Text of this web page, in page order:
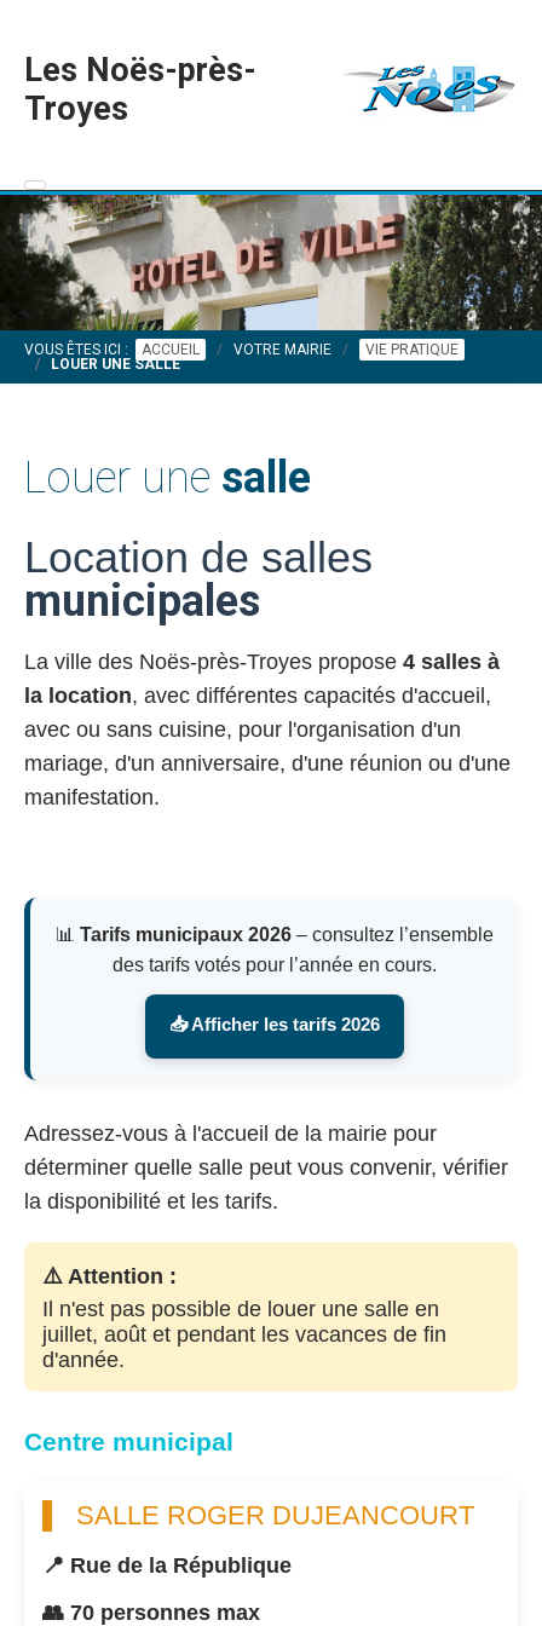
Les Noës-près-
Troyes
VOUS ÊTES ICI : ACCUEIL VOTRE MAIRIE
VIE PRATIQUE
LOUER UNE SALLE
Louer une salle
Location de salles
municipales
La ville des Noës-près-Troyes propose 4 salles à
la location, avec différentes capacités d'accueil,
avec ou sans cuisine, pour l'organisation d'un
mariage, d'un anniversaire, d'une réunion ou d'une
manifestation.
📊 Tarifs municipaux 2026– consultez l’ensemble
des tarifs votés pour l’année en cours.
📥 Afficher les tarifs 2026
Adressez-vous à l'accueil de la mairie pour
déterminer quelle salle peut vous convenir, vérifier
la disponibilité et les tarifs.
⚠️ Attention :
Il n'est pas possible de louer une salle en
juillet, août et pendant les vacances de fin
d'année.
Centre municipal
SALLE ROGER DUJEANCOURT
📍 Rue de la République
👥 70 personnes max